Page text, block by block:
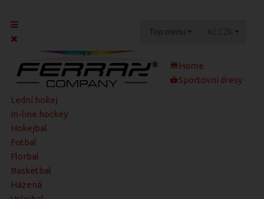
Kč CZK
Top menu
Home
Sportovní dresy
Lední hokej
In-line hockey
Hokejbal
Fotbal
Florbal
Basketbal
Házená